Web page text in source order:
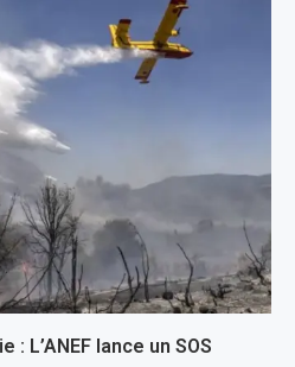
: L’ANEF lance un SOS